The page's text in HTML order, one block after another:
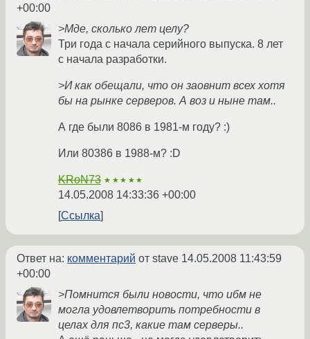
+00:00
>Мде, сколько лет целу?
Три года с начала серийного выпуска. 8 лет
с начала разработки.
>И как обещали, что он заовнит всех хотя
бы на рынке серверов. А воз и ныне там..
А где были 8086 в 1981-м году? :)
Или 80386 в 1988-м? :D
KRoN73 ★★★★★
14.05.2008 14:33:36 +00:00
Ссылка
Ответ на: комментарий от stave 14.05.2008 11:43:59
+00:00
>Помнится были новости, что ибм не
могла удовлетворить потребности в
целах для пс3, какие там серверы..